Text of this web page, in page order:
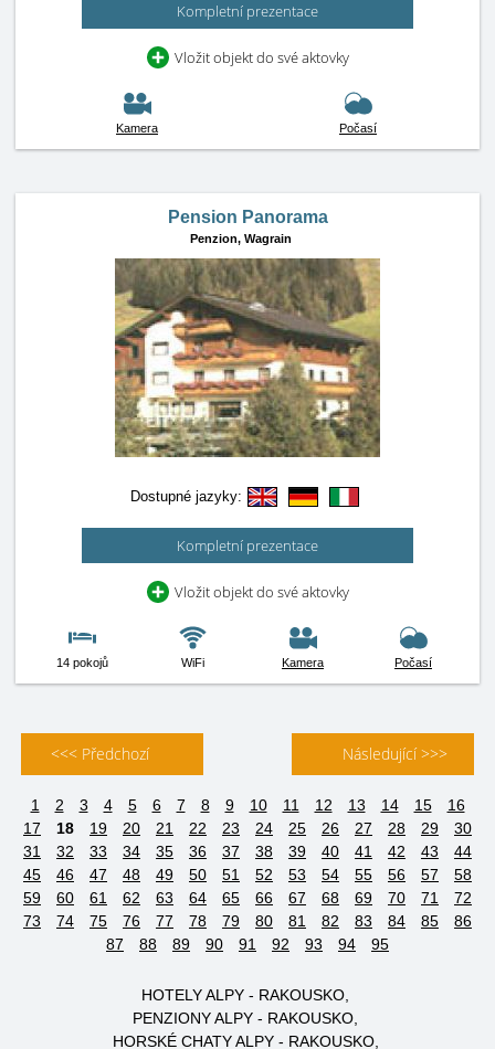
Kompletní prezentace
Vložit objekt do své aktovky
Kamera Počasí
Pension Panorama
Penzion, Wagrain
Dostupné jazyky:
Kompletní prezentace
Vložit objekt do své aktovky
14 pokojů WiFi Kamera Počasí
<<< Předchozí Následující >>>
1 2 3 4 5 6 7 8 9 10 11 12 13 14 15
16
17
18 19 20 21 22 23 24 25 26 27 28 29
30
31
32 33 34 35 36 37 38 39 40 41 42 43
44
45
46 47 48 49 50 51 52 53 54 55 56 57
58
59
60 61 62 63 64 65 66 67 68 69 70 71
72
73
74 75 76 77 78 79 80 81 82 83 84 85
86
87
88 89 90 91 92 93 94 95
HOTELY ALPY - RAKOUSKO
PENZIONY ALPY - RAKOUSKO
HORSKÉ CHATY ALPY - RAKOUSKO